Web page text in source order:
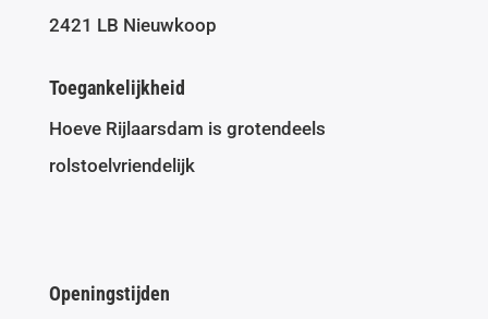
2421 LB Nieuwkoop
Toegankelijkheid
Hoeve Rijlaarsdam is grotendeels
rolstoelvriendelijk
Openingstijden